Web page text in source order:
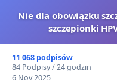
Nie dla obowiązku
szczepionki
11 068 podpisów
84 Podpisy / 24 godzin
6 Nov 2025